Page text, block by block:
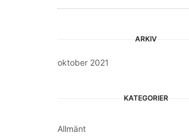
ARKIV
oktober 2021
KATEGORIER
Allmänt